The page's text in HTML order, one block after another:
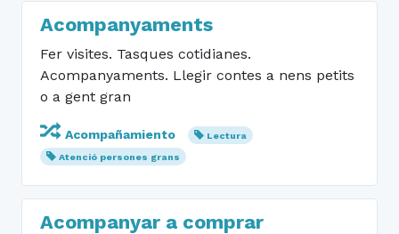
Acompanyaments
Fer visites. Tasques cotidianes.
Acompanyaments. Llegir contes a nens petits
o a gent gran
Acompañamiento
Lectura
Atenció persones grans
Acompanyar a comprar